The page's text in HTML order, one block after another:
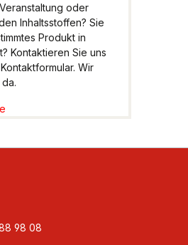
oder
Inhaltsstoffen? Sie
Produkt in
Kontaktieren Sie uns
Wir
98 08